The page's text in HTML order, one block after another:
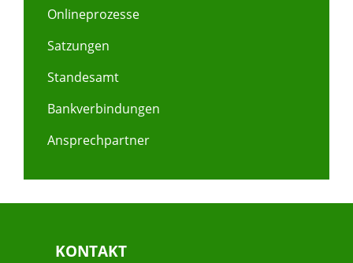
Onlineprozesse
Satzungen
Standesamt
Bankverbindungen
Ansprechpartner
KONTAKT